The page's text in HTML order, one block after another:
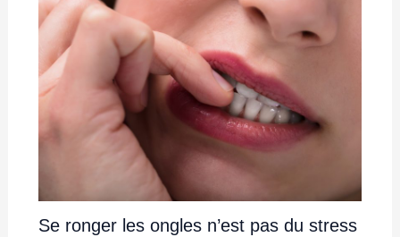
Se ronger les ongles n’est pas du stress